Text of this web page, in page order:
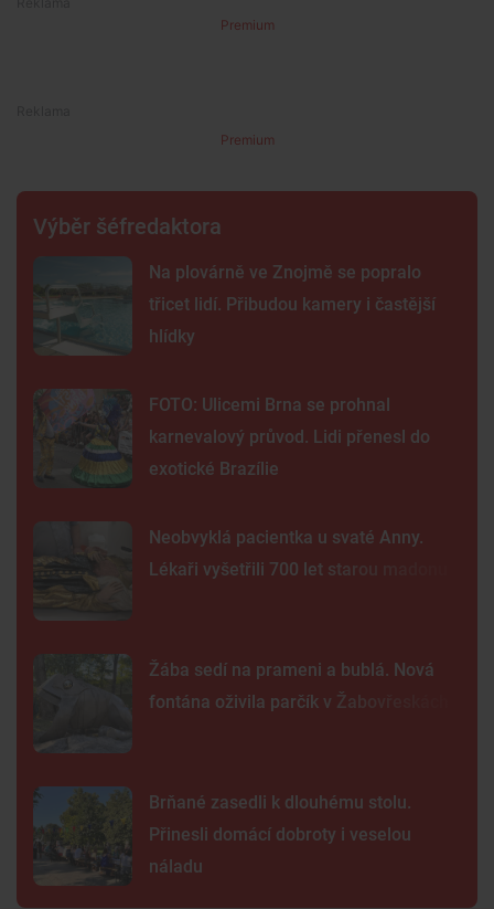
Premium
Premium
Výběr šéfredaktora
Na plovárně ve Znojmě se popralo
třicet lidí. Přibudou kamery i častější
hlídky
FOTO: Ulicemi Brna se prohnal
karnevalový průvod. Lidi přenesl do
exotické Brazílie
Neobvyklá pacientka u svaté Anny.
Lékaři vyšetřili 700 let starou madonu
Žába sedí na prameni a bublá. Nová
fontána oživila parčík v Žabovřeskách
Brňané zasedli k dlouhému stolu.
Přinesli domácí dobroty i veselou
náladu